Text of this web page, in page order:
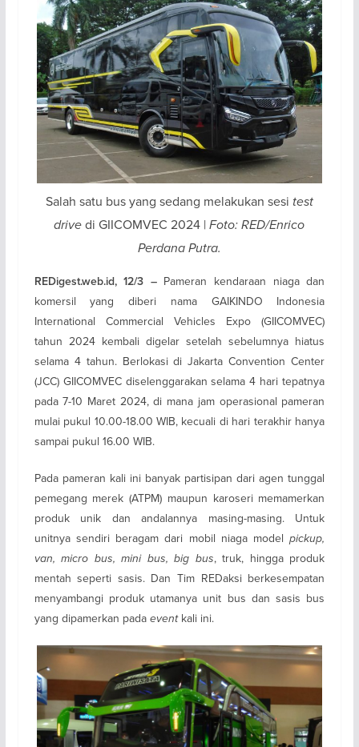
Salah satu bus yang sedang melakukan sesi test
drivedi GIICOMVEC 2024 |Foto: RED/Enrico
Perdana Putra.
REDigest.web.id, 12/3 –Pameran kendaraan niaga dan
komersil yang diberi nama GAIKINDO Indonesia
International Commercial Vehicles Expo (GIICOMVEC)
tahun 2024 kembali digelar setelah sebelumnya hiatus
selama 4 tahun. Berlokasi di Jakarta Convention Center
(JCC) GIICOMVEC diselenggarakan selama 4 hari tepatnya
pada 7-10 Maret 2024, di mana jam operasional pameran
mulai pukul 10.00-18.00 WIB, kecuali di hari terakhir hanya
sampai pukul 16.00 WIB.
Pada pameran kali ini banyak partisipan dari agen tunggal
pemegang merek (ATPM) maupun karoseri memamerkan
produk unik dan andalannya masing-masing. Untuk
unitnya sendiri beragam dari mobil niaga modelpickup,
van, micro bus, mini bus, big bus, truk, hingga produk
mentah seperti sasis. Dan Tim REDaksi berkesempatan
menyambangi produk utamanya unit bus dan sasis bus
yang dipamerkan pada eventkali ini.